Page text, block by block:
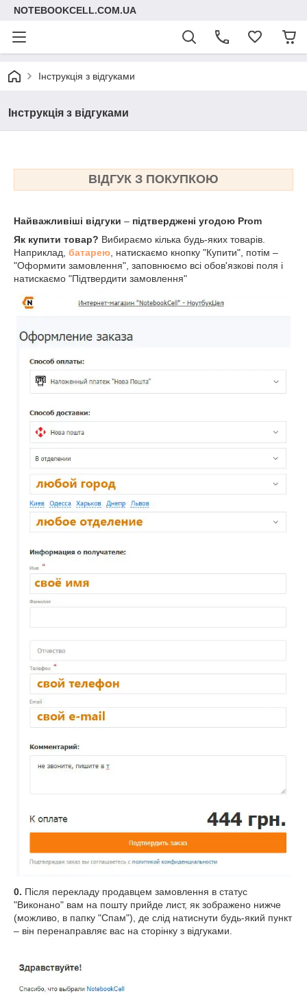
NOTEBOOKCELL.COM.UA
Інструкція з відгуками
Інструкція з відгуками
ВІДГУК З ПОКУПКОЮ
Найважливіші відгуки – підтверджені угодою Prom
Як купити товар? Вибираємо кілька будь-яких товарів.
Наприклад, батарею , натискаємо кнопку "Купити", потім –
"Оформити замовлення", заповнюємо всі обов'язкові поля і
натискаємо "Підтвердити замовлення"
0. Після перекладу продавцем замовлення в статус
"Виконано" вам на пошту прийде лист, як зображено нижче
(можливо, в папку "Спам"), де слід натиснути будь-який пункт
– він перенаправляє вас на сторінку з відгуками.